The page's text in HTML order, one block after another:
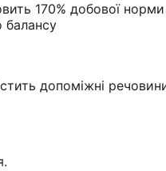
170% добової норми
балансу
допоміжні